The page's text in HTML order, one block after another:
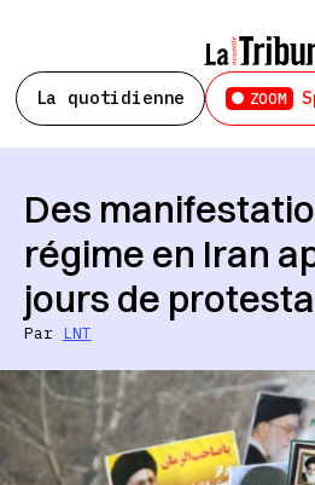
La quotidienne ZOOM
Des
régime en Iran
jours de
Par LNT